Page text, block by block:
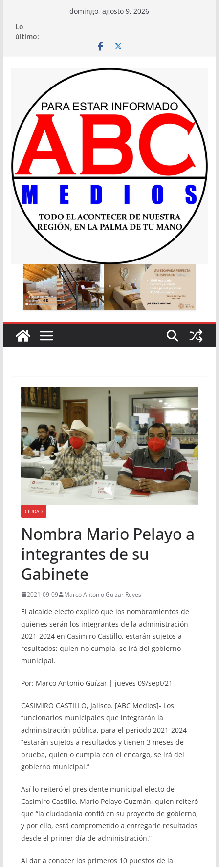
contenido
domingo, agosto 9, 2026
Lo
último:
CIUDAD
Nombra Mario Pelayo a
integrantes de su
Gabinete
2021-09-09 Marco Antonio Guizar Reyes
El alcalde electo explicó que los nombramientos de
quienes serán los integrantes de la administración
2021-2024 en Casimiro Castillo, estarán sujetos a
resultados; quien no cumpla, se irá del gobierno
municipal.
Por: Marco Antonio Guízar | jueves 09/sept/21
CASIMIRO CASTILLO, Jalisco. [ABC Medios]- Los
funcionarios municipales que integrarán la
administración pública, para el periodo 2021-2024
“estarán sujetos a resultados y tienen 3 meses de
prueba, quien o cumpla con el encargo, se irá del
gobierno municipal.”
Así lo reiteró el presidente municipal electo de
Casimiro Castillo, Mario Pelayo Guzmán, quien reiteró
que “la ciudadanía confió en su proyecto de gobierno,
y por ello, está comprometido a entregarle resultados
desde el primer día de administración.”
Al dar a conocer los primeros 10 puestos de la